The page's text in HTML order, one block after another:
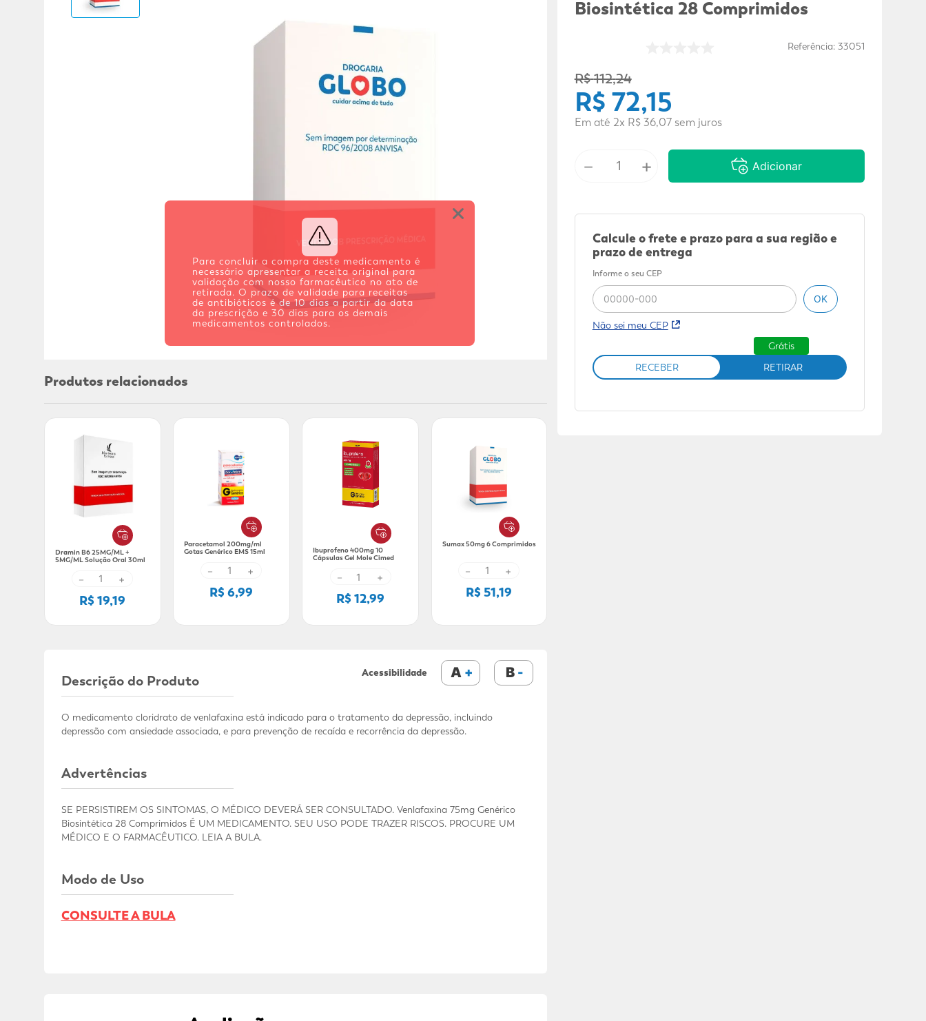
Para concluir a compra deste medicamento é
necessário apresentar a receita original para
validação com nosso farmacêutico no ato de
retirada. O prazo de validade para receitas
de antibióticos é de 10 dias a partir da data
da prescrição e 30 dias para os demais
medicamentos controlados.
Produtos relacionados
Dramin B6 25MG/ML +
5MG/ML Solução Oral 30ml
－ +
R$ 19,19
Paracetamol 200mg/ml
Gotas Genérico EMS 15ml
－ +
R$ 6,99
Ibuprofeno 400mg 10
Cápsulas Gel Mole Cimed
－ +
R$ 12,99
Sumax 50mg 6 Comprimidos
－ +
R$ 51,19
Acessibilidade A B
Descrição do Produto
O medicamento cloridrato de venlafaxina está indicado para o tratamento da depressão, incluindo
depressão com ansiedade associada, e para prevenção de recaída e recorrência da depressão.
Advertências
SE PERSISTIREM OS SINTOMAS, O MÉDICO DEVERÁ SER CONSULTADO. Venlafaxina 75mg Genérico
Biosintética 28 Comprimidos É UM MEDICAMENTO. SEU USO PODE TRAZER RISCOS. PROCURE UM
MÉDICO E O FARMACÊUTICO. LEIA A BULA.
Modo de Uso
CONSULTE A BULA
Biosintética 28 Comprimidos
Referência:33051
R$112,24
R$ 72,15
Em até 2x R$ 36,07sem juros
－ + Adicionar
Calcule o frete e prazo para a sua região e
prazo de entrega
Informe o seu CEP
OK
Não sei meu CEP
RECEBER RETIRAR
Grátis
10º